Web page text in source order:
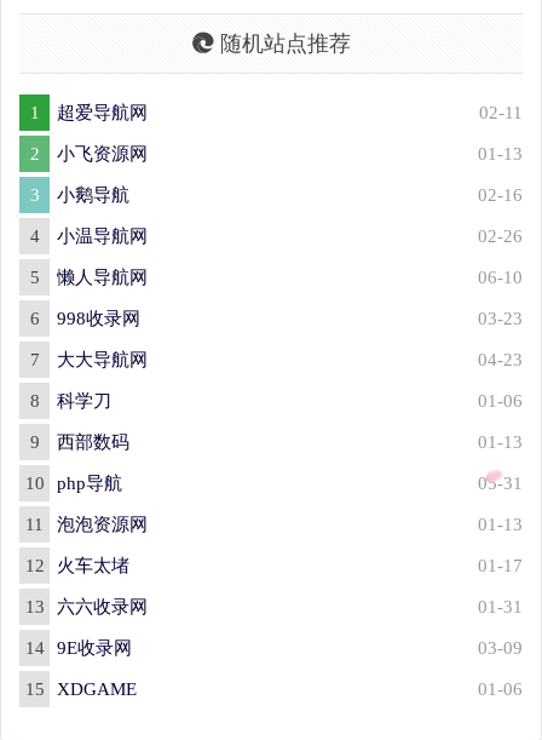
随机站点推荐
1 超爱导航网 02-11
2 小飞资源网 01-13
3 小鹅导航 02-16
4 小温导航网 02-26
5 懒人导航网 06-10
6 998收录网 03-23
7 大大导航网 04-23
8 科学刀 01-06
9 西部数码 01-13
10 php导航 05-31
11 泡泡资源网 01-13
12 火车太堵 01-17
13 六六收录网 01-31
14 9E收录网 03-09
15 XDGAME 01-06